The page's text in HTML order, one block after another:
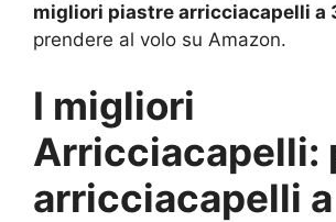
migliori piastre arricciacapelli a
prendere al volo su Amazon.
I migliori
Arricciacapelli:
arricciacapelli